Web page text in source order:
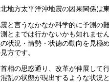
地方太平洋沖地震の因果関係は
と言うなかなか科学的に予測の
とまでは行かないかも知れませ
状況・情勢・状徳の動向を見極
方です。
相の思惑通り、改革が伸展して
乱の状態が現出するような状況